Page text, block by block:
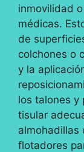
inmovilidad
médicas.
de
colchones o
y la
los talones y
tisular
almohadillas
flotadores